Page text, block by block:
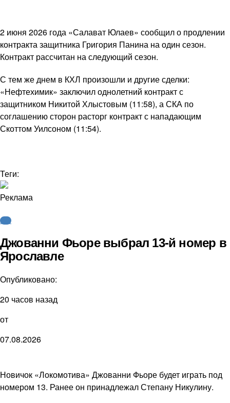
2 июня 2026 года «Салават Юлаев» сообщил о продлении
контракта защитника Григория Панина на один сезон.
Контракт рассчитан на следующий сезон.
С тем же днем в КХЛ произошли и другие сделки:
«Нефтехимик» заключил однолетний контракт с
защитником Никитой Хлыстовым (11:58), а СКА по
соглашению сторон расторг контракт с нападающим
Скоттом Уилсоном (11:54).
Теги:
Реклама
КХЛ
Джованни Фьоре выбрал 13-й номер в
Ярославле
Опубликовано:
20 часов назад
от
07.08.2026
Новичок «Локомотива» Джованни Фьоре будет играть под
номером 13. Ранее он принадлежал Степану Никулину.